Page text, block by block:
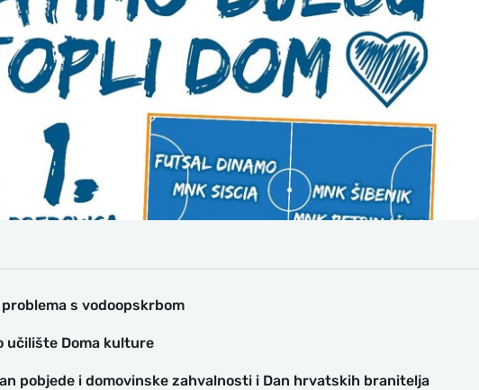
s vodoopskrbom
učilište Doma kulture
pobjede i domovinske zahvalnosti i Dan hrvatskih branitelja